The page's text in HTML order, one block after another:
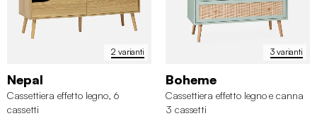
2 varianti
Nepal
Cassettiera effetto legno, 6
cassetti
3 varianti
Boheme
Cassettiera effetto legno e canna
3 cassetti